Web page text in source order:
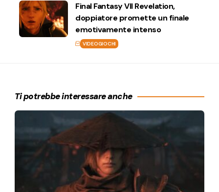
Final Fantasy VII Revelation,
doppiatore promette un finale
emotivamente intenso
VIDEOGIOCHI
Ti potrebbe interessare anche